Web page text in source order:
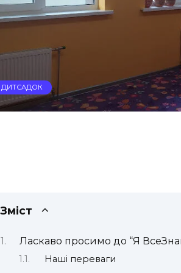
ДИТСАДОК
Зміст
Ласкаво просимо до “Я
Наші переваги